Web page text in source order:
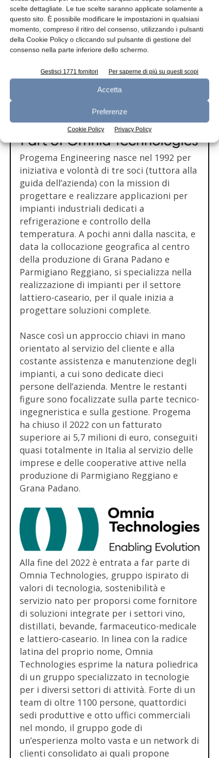
scelte dettagliate. Le tue scelte saranno applicate solamente a
questo sito. È possibile modificare le impostazioni in qualsiasi
momento, compreso il ritiro del consenso, utilizzando i pulsanti
della Cookie Policy o cliccando sul pulsante di gestione del
consenso nella parte inferiore dello schermo.
Gestisci 1771 fornitori Per saperne di più su questi scopi
Accetta
Preferenze
Cookie Policy Privacy Policy
Progema Engineering entra in
Omnia Technologies
Progema Engineering nasce nel 1992 per
iniziativa e volontà di tre soci (tuttora alla
guida dell’azienda) con la mission di
progettare e realizzare applicazioni per
impianti industriali dedicati a
refrigerazione e controllo della
temperatura. A pochi anni dalla nascita, e
data la collocazione geografica al centro
della produzione di Grana Padano e
Parmigiano Reggiano, si specializza nella
realizzazione di impianti per il settore
lattiero-caseario, per il quale inizia a
progettare soluzioni complete.
Nasce così un approccio chiavi in mano
orientato al servizio del cliente e alla
costante assistenza e manutenzione degli
impianti, a cui sono dedicate dieci
persone dell’azienda. Mentre le restanti
figure sono focalizzate sulla parte tecnico-
ingegneristica e sulla gestione. Progema
ha chiuso il 2022 con un fatturato
superiore ai 5,7 milioni di euro, conseguiti
quasi totalmente in Italia al servizio delle
imprese e delle cooperative attive nella
produzione di Parmigiano Reggiano e
Grana Padano.
Alla fine del 2022 è entrata a far parte di
Omnia Technologies, gruppo ispirato di
valori di tecnologia, sostenibilità e
servizio nato per proporsi come fornitore
di soluzioni integrate per i settori vino,
distillati, bevande, farmaceutico-medicale
e lattiero-caseario. In linea con la radice
latina del proprio nome, Omnia
Technologies esprime la natura poliedrica
di un gruppo specializzato in tecnologie
per i diversi settori di attività. Forte di un
team di oltre 1100 persone, quattordici
sedi produttive e otto uffici commerciali
nel mondo, il gruppo gode di
un’esperienza molto vasta e un network di
clienti consolidato ai quali propone